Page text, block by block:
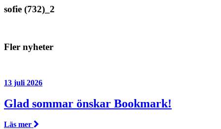
sofie (732)_2
Fler nyheter
13 juli 2026
Glad sommar önskar Bookmark!
Läs mer